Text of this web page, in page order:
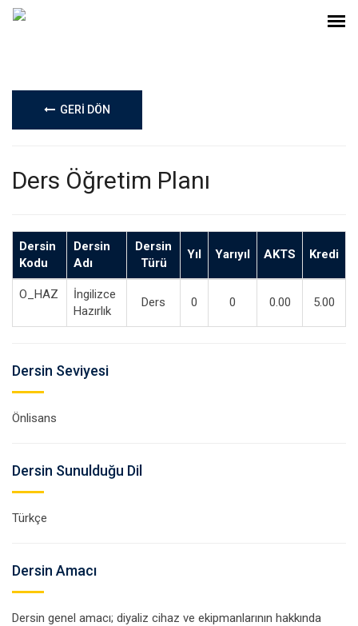
GERİ DÖN
Ders Öğretim Planı
Dersin
Kodu
Dersin
Adı
Dersin
Türü
Yıl Yarıyıl AKTS Kredi
O_HAZ
İngilizce
Hazırlık
Ders 0 0 0.00 5.00
Dersin Seviyesi
Önlisans
Dersin Sunulduğu Dil
Türkçe
Dersin Amacı
Dersin genel amacı; diyaliz cihaz ve ekipmanlarının hakkında